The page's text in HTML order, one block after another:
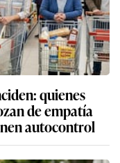
quienes
de empatía
autocontrol